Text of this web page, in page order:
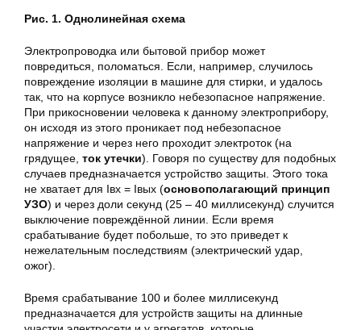
Рис. 1. Однолинейная схема
Электропроводка или бытовой прибор может
повредиться, поломаться. Если, например, случилось
повреждение изоляции в машине для стирки, и удалось
так, что на корпусе возникло небезопасное напряжение.
При прикосновении человека к данному электроприбору,
он исходя из этого проникает под небезопасное
напряжение и через него проходит электроток (на
грядущее, ток утечки). Говоря по существу для подобных
случаев предназначается устройство защиты. Этого тока
не хватает для Iвх = Iвых (основополагающий принцип
УЗО) и через доли секунд (25 – 40 миллисекунд) случится
выключение повреждённой линии. Если время
срабатывание будет побольше, то это приведет к
нежелательным последствиям (электрический удар,
ожог).
Время срабатывание 100 и более миллисекунд
предназначается для устройств защиты на длинные